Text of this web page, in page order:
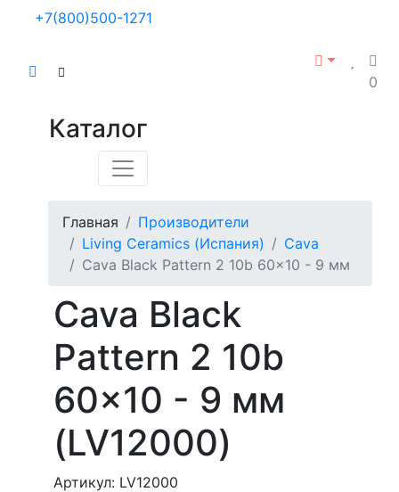
+7(800)500-1271
0
Каталог
Главная
Производители
Living Ceramics (Испания)
Cava
Cava Black Pattern 2 10b 60x10 - 9 мм
Cava Black
Pattern 2 10b
60x10 - 9 мм
(LV12000)
Артикул: LV12000